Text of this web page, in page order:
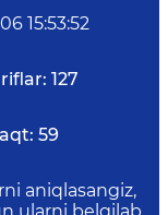
15:53:52
127
59
aniqlasangiz,